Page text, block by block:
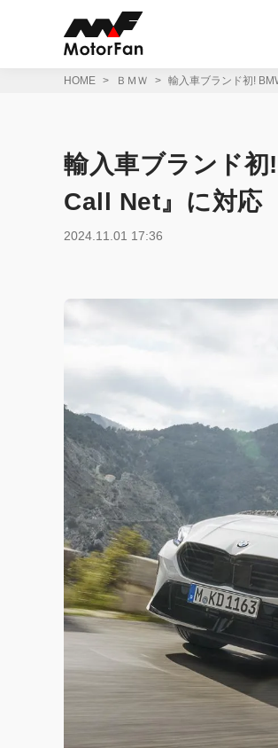
HOME ＢＭＷ 輸入車ブランド初!
輸入車ブランド
Call Net』に対応
2024.11.01 17:36